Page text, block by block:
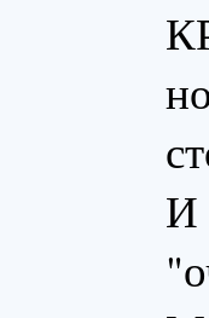
И